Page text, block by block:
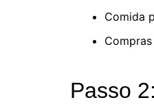
Comida
Passo